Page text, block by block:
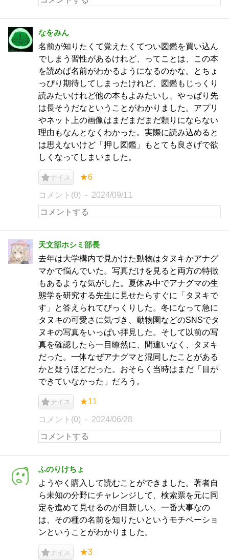
なをみん
名前が知りたくて覚えたくてつい図鑑を買い込ん
でしまう習性があるけれど、ってことは、この本
を読めば名前がわかるようになるのかな。とちょ
っぴり期待してしまったけれど、図鑑もじっくり
読みたいけれど他の本もよみたいし、やっぱり先
は長そうだなということがわかりました。アプリ
やネット上の画像はまだまだまだ頼りにならない
理由もなんとなくわかった。実際に読み込めると
は思えないけど「押し図鑑」もとても良さげで欲
しくなってしまいました。
ナイス ★6
コメント(0) 2024/09/11
天文部ホシミ部長
去年は大学構内で見かけた動物はタヌキかアナグ
マかで悩んでいた。写真だけを見ると両方の特徴
もあるような気がした。夏休み中でアナグマの生
態学を研究する先生に見せたらすぐに「タヌキで
す」と答えられてびっくりした。冬になって急に
タヌキの可愛さに気づき、動物園などのSNSでタ
ヌキの写真をいっぱい拝見した。そして以前の写
真を確認したら一目瞭然に、間違いなく、タヌキ
だった。一体なぜアナグマと混同したことがある
かと疑うほどだった。おそらく当時はまだ「目が
できていなかった」だろう。
ナイス ★11
コメント(0) 2024/06/28
ふのりけちょ
ようやく購入して読むことができました。著者自
ら未知の分野にチャレンジして、検索票を元に同
定を進めて見せるのが目新しい。一番大事なの
は、その種の名前を知りたいというモチベーショ
ンということがわかりました。
ナイス ★3